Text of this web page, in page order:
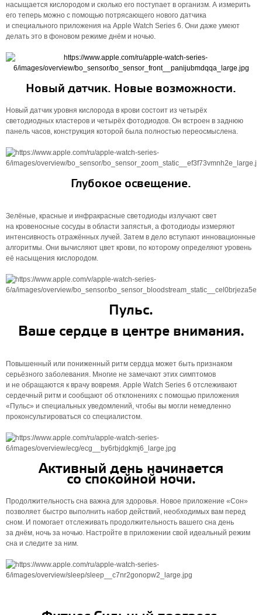
насыщается кислородом и сколько его поступает в организм. А измерить
его теперь можно с помощью потрясающего нового датчика
и специального приложения на Apple Watch Series 6. Они даже умеют
делать это в фоновом режиме днём и ночью.
Новый датчик. Новые возможности.
Новый датчик уровня кислорода в крови состоит из четырёх
светодиодных кластеров и четырёх фотодиодов. Он встроен в заднюю
панель часов, конструкция которой была полностью переос­мыс­лена.
Глубокое освещение.
Зелёные, красные и инфракрасные светодиоды излучают свет
на кровеносные сосуды в области запястья, а фотодиоды измеряют
интенсивность отражённых лучей. Затем в дело вступают инновационные
алгоритмы. Они вычисляют цвет крови, по которому определяют уровень
её насыщения кислородом.
Пульс.
Ваше сердце в центре внимания.
Повышенный или пониженный ритм сердца может быть признаком
серьёзного заболевания. Многие не замечают этих симптомов
и не обращаются к врачу вовремя. Apple Watch Series 6 отслеживают
сердечный ритм и сообщают об отклонениях с помощью приложения
«Пульс» и специальных уведомлений, чтобы вы могли немедленно
проконсультироваться со специалистом.
Активный день начинается
со спокойной ночи.
Продолжительность сна важна для здоровья. Новое приложение «Сон»
позволяет быстро выполнить набор действий, необходимых вам перед
сном. И помогает отслеживать продолжитель­ность вашего сна день
за днём, ночь за ночью. Настройте в приложении свой идеальный режим
сна и следите за ним.